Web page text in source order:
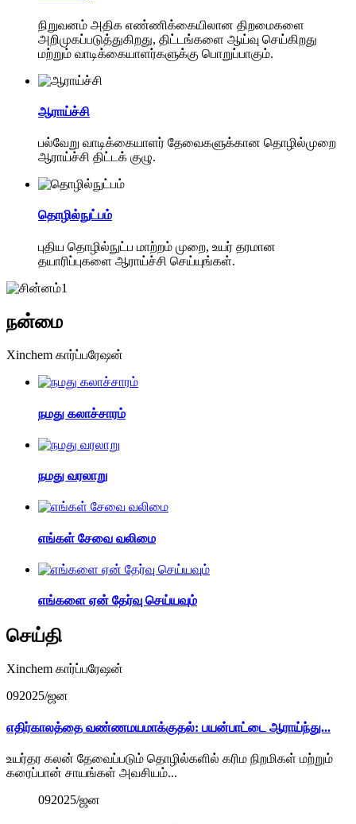
நிறுவனம் அதிக எண்ணிக்கையிலான திறமைகளை
அறிமுகப்படுத்துகிறது, திட்டங்களை ஆய்வு செய்கிறது
மற்றும் வாடிக்கையாளர்களுக்கு பொறுப்பாகும்.
ஆராய்ச்சி
பல்வேறு வாடிக்கையாளர் தேவைகளுக்கான தொழில்முறை
ஆராய்ச்சி திட்டக் குழு.
தொழில்நுட்பம்
புதிய தொழில்நுட்ப மாற்றம் முறை, உயர் தரமான
தயாரிப்புகளை ஆராய்ச்சி செய்யுங்கள்.
நன்மை
Xinchem கார்ப்பரேஷன்
நமது கலாச்சாரம்
நமது வரலாறு
எங்கள் சேவை வலிமை
எங்களை ஏன் தேர்வு செய்யவும்
செய்தி
Xinchem கார்ப்பரேஷன்
092025/ஜன
எதிர்காலத்தை வண்ணமயமாக்குதல்: பயன்பாட்டை ஆராய்ந்து...
உயர்தர கலன் தேவைப்படும் தொழில்களில் கரிம நிறமிகள் மற்றும்
கரைப்பான் சாயங்கள் அவசியம்...
092025/ஜன